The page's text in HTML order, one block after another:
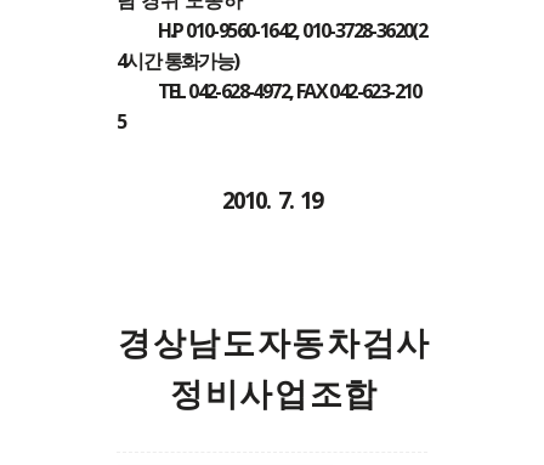
H.P 010-9560-1642, 010-3728-3620(2
4시간 통화가능)
TEL 042-628-4972, FAX 042-623-210
5
2010. 7. 19
경 상 남 도 자 동 차 검 사
정 비 사 업 조 합